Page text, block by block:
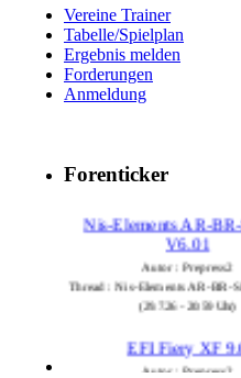
Vereine Trainer
Tabelle/Spielplan
Ergebnis melden
Forderungen
Anmeldung
Forenticker
Nis-Elements AR-
V6.01
Autor : Prepress2
Thread : Nis-Elements AR-BR-
(29.7.26 - 20:59 Uhr)
EFI Fiery XF
Autor : Prepress2